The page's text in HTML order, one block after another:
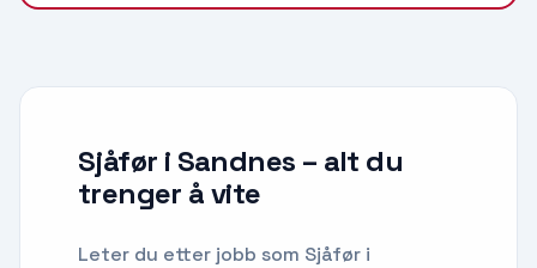
Sjåfør i Sandnes – alt du
trenger å vite
Leter du etter jobb som Sjåfør i